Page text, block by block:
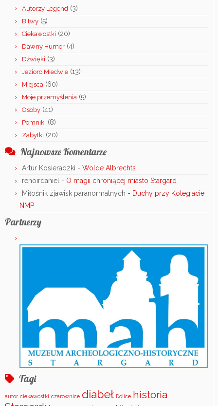
Autorzy Legend (3)
Bitwy (5)
Ciekawostki (20)
Dawny Humor (4)
Dźwięki (3)
Jezioro Miedwie (13)
Miejsca (60)
Moje przemyślenia (5)
Osoby (41)
Pomniki (8)
Zabytki (20)
Najnowsze Komentarze
Artur Kosieradzki - Wolde Albrechts
renoirdaniel - O magii chroniącej miasto Stargard
Miłośnik zjawisk paranormalnych - Duchy przy Kolegiacie
NMP
Partnerzy
Tagi
autor ciekawostki czarownice diabeł Dolice historia